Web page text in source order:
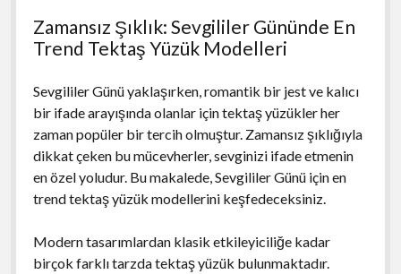
Zamansız Şıklık: Sevgililer Gününde En
Trend Tektaş Yüzük Modelleri
Sevgililer Günü yaklaşırken, romantik bir jest ve kalıcı
bir ifade arayışında olanlar için tektaş yüzükler her
zaman popüler bir tercih olmuştur. Zamansız şıklığıyla
dikkat çeken bu mücevherler, sevginizi ifade etmenin
en özel yoludur. Bu makalede, Sevgililer Günü için en
trend tektaş yüzük modellerini keşfedeceksiniz.
Modern tasarımlardan klasik etkileyiciliğe kadar
birçok farklı tarzda tektaş yüzük bulunmaktadır.